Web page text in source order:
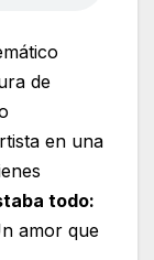
de
en una
todo:
amor que